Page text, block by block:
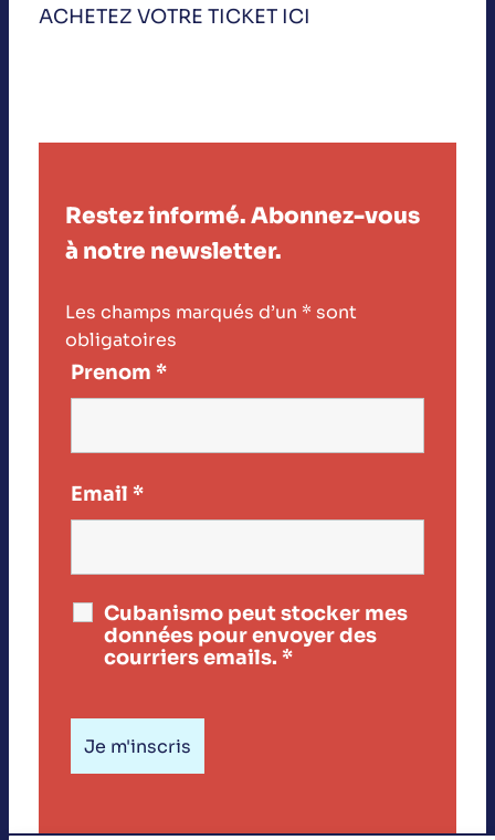
ACHETEZ VOTRE TICKET ICI
Restez informé. Abonnez-vous
à notre newsletter.
Les champs marqués d’un * sont
obligatoires
Prenom *
Email *
Cubanismo peut stocker mes
données pour envoyer des
courriers emails. *